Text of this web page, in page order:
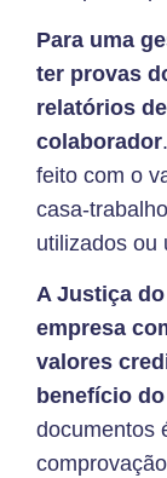
Para uma
ter provas
relatórios
colaborador
feito com o
casa-
utilizados ou
A Justiça
empresa
valores
benefício
documentos